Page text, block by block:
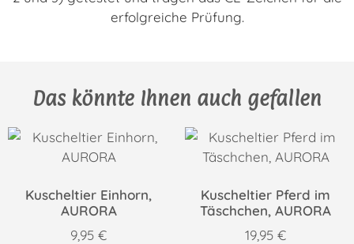
erfolgreiche Prüfung.
Das könnte Ihnen auch gefallen
Kuscheltier Einhorn,
AURORA
9,95 €
Kuscheltier Pferd im
Täschchen, AURORA
19,95 €